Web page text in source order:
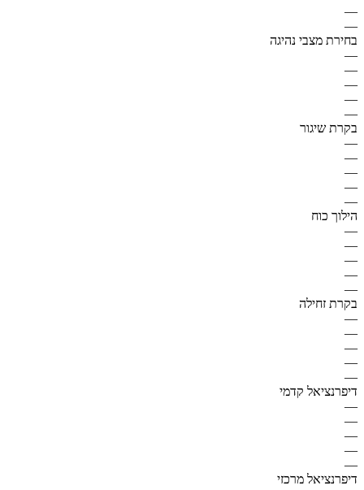
—
—
בחירת מצבי נהיגה
—
—
—
—
—
בקרת שיגור
—
—
—
—
—
הילוך כוח
—
—
—
—
—
בקרת זחילה
—
—
—
—
—
דיפרנציאל קדמי
—
—
—
—
—
דיפרנציאל מרכזי